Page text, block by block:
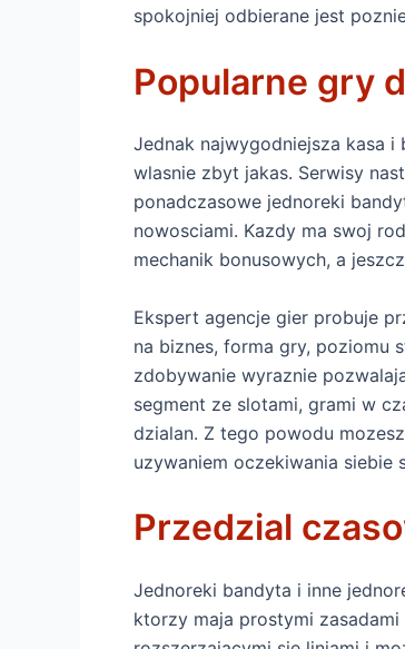
spokojniej odbierane jest
Popularne gry
Jednak najwygodniejsza kasa
wlasnie zbyt jakas. Serwisy
ponadczasowe jednoreki
nowosciami. Kazdy ma swoj
mechanik bonusowych, a
Ekspert agencje gier probuje
na biznes, forma gry, poziomu
zdobywanie wyraznie
segment ze slotami, grami w
dzialan. Z tego powodu
uzywaniem oczekiwania siebie
Przedzial
Jednoreki bandyta i inne
ktorzy maja prostymi